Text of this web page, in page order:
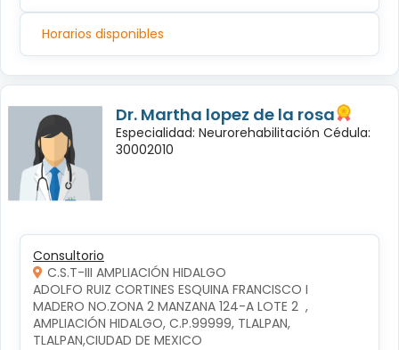
Horarios disponibles
Dr. Martha lopez de la rosa
Especialidad: Neurorehabilitación Cédula:
30002010
Consultorio
C.S.T-III AMPLIACIÓN HIDALGO
ADOLFO RUIZ CORTINES ESQUINA FRANCISCO I
MADERO NO.ZONA 2 MANZANA 124-A LOTE 2  ,
AMPLIACIÓN HIDALGO, C.P.99999, TLALPAN,
TLALPAN,CIUDAD DE MEXICO